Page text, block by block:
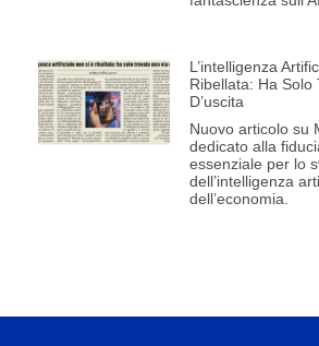
L’intelligenza
Ribellata: Ha Solo
D’uscita
Nuovo articolo su
dedicato alla
essenziale per lo
dell’intelligenza
dell’economia.